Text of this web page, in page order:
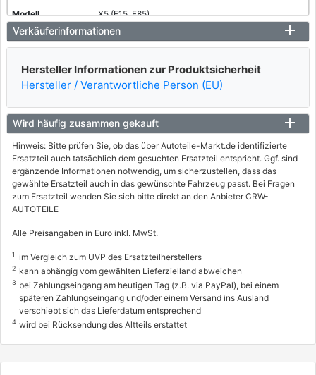
X5 (F15, F85)
xDrive 30 d
08/2013 - 07/2018
BMW
xDrive 30 d
190 / 258
08/2013 - 07/2018
X5 (F15, F85)
xDrive 30 d
204 / 277
08/2013 - 07/2018
0005BRX, 0005BVC
BMW
Verkäuferinformationen
Hersteller Informationen zur Produktsicherheit
Hersteller / Verantwortliche Person (EU)
Wird häufig zusammen gekauft
Hinweis: Bitte prüfen Sie, ob das über Autoteile-Markt.de identifizierte
Ersatzteil auch tatsächlich dem gesuchten Ersatzteil entspricht. Ggf. sind
ergänzende Informationen notwendig, um sicherzustellen, dass das
gewählte Ersatzteil auch in das gewünschte Fahrzeug passt. Bei Fragen
zum Ersatzteil wenden Sie sich bitte direkt an den Anbieter CRW-
AUTOTEILE
Alle Preisangaben in Euro inkl. MwSt.
1 im Vergleich zum UVP des Ersatzteilherstellers
2 kann abhängig vom gewählten Lieferzielland abweichen
3 bei Zahlungseingang am heutigen Tag (z.B. via PayPal), bei einem
späteren Zahlungseingang und/oder einem Versand ins Ausland
verschiebt sich das Lieferdatum entsprechend
4 wird bei Rücksendung des Altteils erstattet